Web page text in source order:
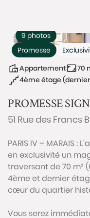
Promesse
9 photos
Appartement 70
4ème étage
PROMESSE
51 Rue des Francs
PARIS IV – MARAIS :
en exclusivité un
traversant de 70 m²
4ème et dernier
cœur du quartier
Vous serez